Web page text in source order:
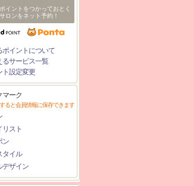
イントをつかっておとく
ロンをネット予約！
ポイントについて
るサービス一覧
ト設定変更
マーク
ると会員情報に保存できます
リスト
ン
タイル
デザイン